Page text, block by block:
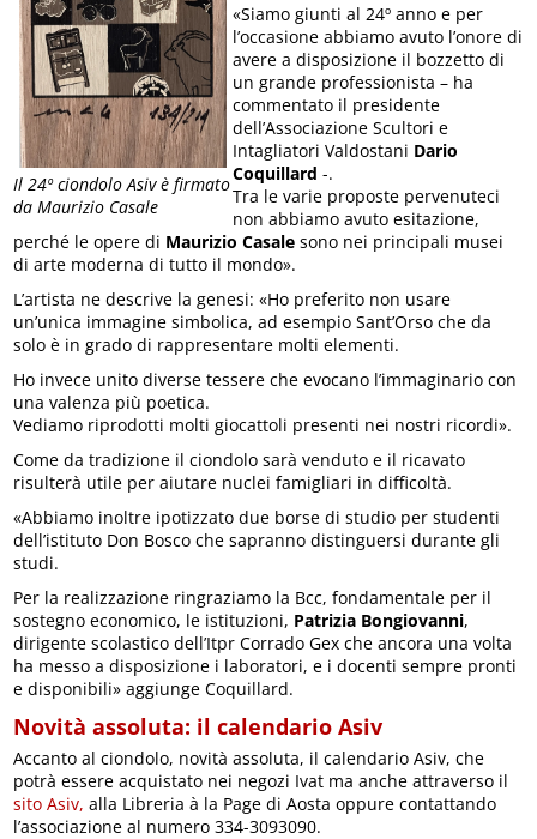
Il 24º ciondolo Asiv è firmato
da Maurizio Casale
«Siamo giunti al 24º anno e per
l’occasione abbiamo avuto l’onore di
avere a disposizione il bozzetto di
un grande professionista – ha
commentato il presidente
dell’Associazione Scultori e
Intagliatori Valdostani Dario
Coquillard-.
Tra le varie proposte pervenuteci
non abbiamo avuto esitazione,
perché le opere di Maurizio Casale sono nei principali musei
di arte moderna di tutto il mondo».
L’artista ne descrive la genesi: «Ho preferito non usare
un’unica immagine simbolica, ad esempio Sant’Orso che da
solo è in grado di rappresentare molti elementi.
Ho invece unito diverse tessere che evocano l’immaginario con
una valenza più poetica.
Vediamo riprodotti molti giocattoli presenti nei nostri ricordi».
Come da tradizione il ciondolo sarà venduto e il ricavato
risulterà utile per aiutare nuclei famigliari in difficoltà.
«Abbiamo inoltre ipotizzato due borse di studio per studenti
dell’istituto Don Bosco che sapranno distinguersi durante gli
studi.
Per la realizzazione ringraziamo la Bcc, fondamentale per il
sostegno economico, le istituzioni, Patrizia Bongiovanni,
dirigente scolastico dell’Itpr Corrado Gex che ancora una volta
ha messo a disposizione i laboratori, e i docenti sempre pronti
e disponibili» aggiunge Coquillard.
Novità assoluta: il calendario Asiv
Accanto al ciondolo, novità assoluta, il calendario Asiv, che
potrà essere acquistato nei negozi Ivat ma anche attraverso il
sito Asiv,alla Libreria à la Page di Aosta oppure contattando
l’associazione al numero 334-3093090.